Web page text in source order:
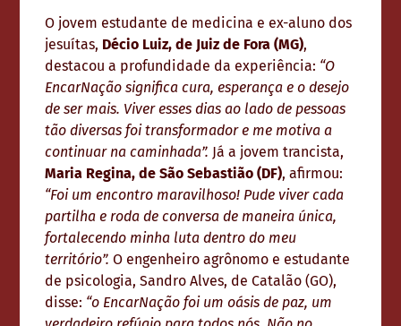
O jovem estudante de medicina e ex-aluno dos
jesuítas, Décio Luiz, de Juiz de Fora (MG),
destacou a profundidade da experiência: “O
EncarNação significa cura, esperança e o desejo
de ser mais. Viver esses dias ao lado de pessoas
tão diversas foi transformador e me motiva a
continuar na caminhada”. Já a jovem trancista,
Maria Regina, de São Sebastião (DF), afirmou:
“Foi um encontro maravilhoso! Pude viver cada
partilha e roda de conversa de maneira única,
fortalecendo minha luta dentro do meu
território”.O engenheiro agrônomo e estudante
de psicologia, Sandro Alves, de Catalão (GO),
disse: “o EncarNação foi um oásis de paz, um